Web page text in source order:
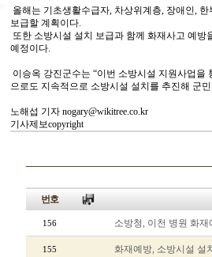
올해는 기초생활수급자, 차상위계층, 장애인,
보급할계획이다.
또한 소방시설 설치 보급과 함께 화재사고 예
예정이다.
이승옥 강진군수는 “이번 소방시설 지원사업을
으로도지속적으로 소방시설 설치를 추진해 군
노해섭기자 nogary@wikitree.co.kr
기사제보copyright
번호
156 소방청, 이천 병원 화
155 화재예방, 소방시설 설